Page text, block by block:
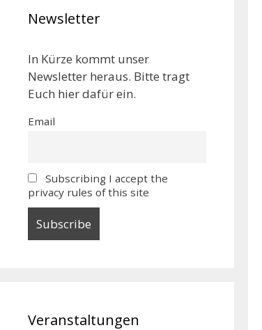
Newsletter
In Kürze kommt unser
Newsletter heraus. Bitte tragt
Euch hier dafür ein.
Email
Subscribing I accept the
privacy rules of this site
Veranstaltungen